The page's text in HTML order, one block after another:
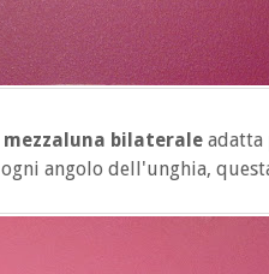
bilaterale adatta
angolo dell'unghia,